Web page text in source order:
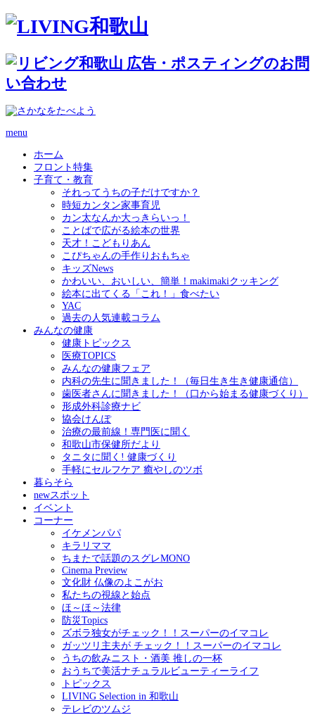
menu
ホーム
フロント特集
子育て・教育
それってうちの子だけですか？
時短カンタン家事育児
カン太なんか大っきらいっ！
ことばで広がる絵本の世界
天才！こどもりあん
こぴちゃんの手作りおもちゃ
キッズNews
かわいい、おいしい、簡単！makimakiクッキング
絵本に出てくる「これ！」食べたい
YAC
過去の人気連載コラム
みんなの健康
健康トピックス
医療TOPICS
みんなの健康フェア
内科の先生に聞きました！（毎日生き生き健康通信）
歯医者さんに聞きました！（口から始まる健康づくり）
形成外科診療ナビ
協会けんぽ
治療の最前線！専門医に聞く
和歌山市保健所だより
タニタに聞く! 健康づくり
手軽にセルフケア 癒やしのツボ
暮らそら
newスポット
イベント
コーナー
イケメンパパ
キラリママ
ちまたで話題のスグレMONO
Cinema Preview
文化財 仏像のよこがお
私たちの視線と始点
ほ～ほ～法律
防災Topics
ズボラ独女がチェック！！スーパーのイマコレ
ガッツリ主夫が チェック！！スーパーのイマコレ
うちの飲みニスト・酒美 推しの一杯
おうちで美活ナチュラルビューティーライフ
トピックス
LIVING Selection in 和歌山
テレビのツムジ